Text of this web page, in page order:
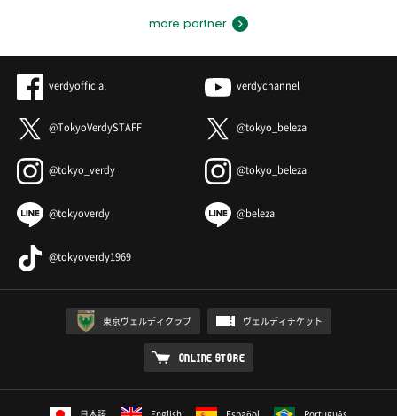
more partner
verdyofficial verdychannel
@TokyoVerdySTAFF @tokyo_beleza
@tokyo_verdy @tokyo_beleza
@tokyoverdy @beleza
@tokyoverdy1969
東京ヴェルディクラブ ヴェルディチケット
ONLINE STORE